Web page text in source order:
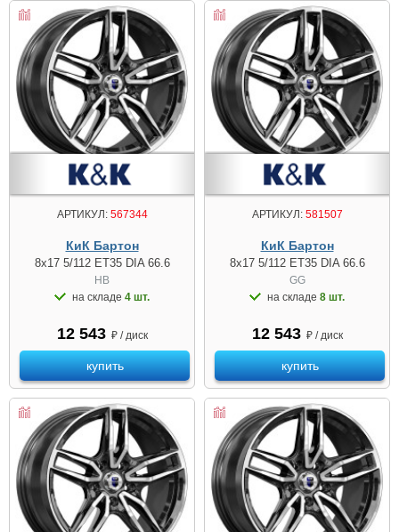
АРТИКУЛ:567344
КиК Бартон
8x17 5/112 ET35 DIA 66.6
HB
на складе 4 шт.
12 543 ₽ / диск
купить
АРТИКУЛ:581507
КиК Бартон
8x17 5/112 ET35 DIA 66.6
GG
на складе 8 шт.
12 543 ₽ / диск
купить